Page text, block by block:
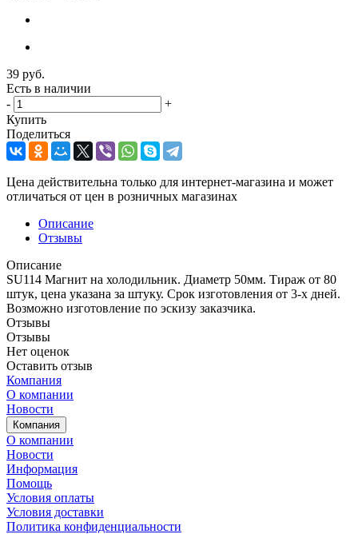
39 руб.
Есть в наличии
-
+
Купить
Поделиться
Цена действительна только для интернет-магазина и может
отличаться от цен в розничных магазинах
Описание
Отзывы
Описание
SU114 Магнит на холодильник. Диаметр 50мм. Тираж от 80
штук, цена указана за штуку. Срок изготовления от 3-х дней.
Возможно изготовление по эскизу заказчика.
Отзывы
Отзывы
Нет оценок
Оставить отзыв
Компания
О компании
Новости
Компания
О компании
Новости
Информация
Помощь
Условия оплаты
Условия доставки
Политика конфиденциальности